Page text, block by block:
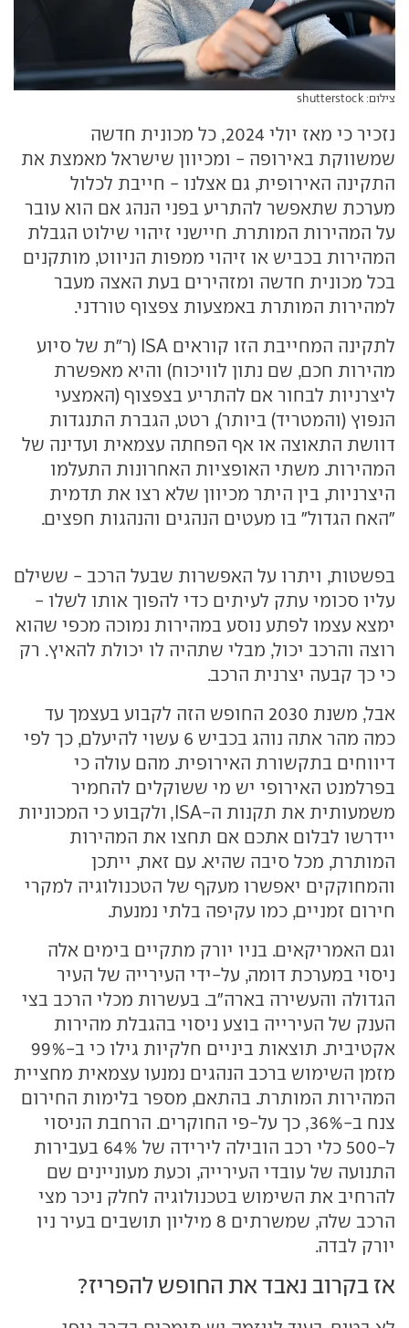
צילום: shutterstock
נזכיר כי מאז יולי 2024, כל מכונית חדשה
שמשווקת באירופה - ומכיוון שישראל מאמצת את
התקינה האירופית, גם אצלנו - חייבת לכלול
מערכת שתאפשר להתריע בפני הנהג אם הוא עובר
על המהירות המותרת. חיישני זיהוי שילוט הגבלת
המהירות בכביש או זיהוי ממפות הניווט, מותקנים
בכל מכונית חדשה ומזהירים בעת האצה מעבר
למהירות המותרת באמצעות צפצוף טורדני.
לתקינה המחייבת הזו קוראים ISA (ר"ת של סיוע
מהירות חכם, שם נתון לוויכוח) והיא מאפשרת
ליצרניות לבחור אם להתריע בצפצוף (האמצעי
הנפוץ (והמטריד) ביותר), רטט, הגברת התנגדות
דוושת התאוצה או אף הפחתה עצמאית ועדינה של
המהירות. משתי האופציות האחרונות התעלמו
היצרניות, בין היתר מכיוון שלא רצו את תדמית
"האח הגדול" בו מעטים הנהגים והנהגות חפצים.
בפשטות, ויתרו על האפשרות שבעל הרכב - ששילם
עליו סכומי עתק לעיתים כדי להפוך אותו לשלו -
ימצא עצמו לפתע נוסע במהירות נמוכה מכפי שהוא
רוצה והרכב יכול, מבלי שתהיה לו יכולת להאיץ. רק
כי כך קבעה יצרנית הרכב.
אבל, משנת 2030 החופש הזה לקבוע בעצמך עד
כמה מהר אתה נוהג בכביש 6 עשוי להיעלם, כך לפי
דיווחים בתקשורת האירופית. מהם עולה כי
בפרלמנט האירופי יש מי ששוקלים להחמיר
משמעותית את תקנות ה-ISA, ולקבוע כי המכוניות
יידרשו לבלום אתכם אם תחצו את המהירות
המותרת, מכל סיבה שהיא. עם זאת, ייתכן
והמחוקקים יאפשרו מעקף של הטכנולוגיה למקרי
חירום זמניים, כמו עקיפה בלתי נמנעת.
וגם האמריקאים. בניו יורק מתקיים בימים אלה
ניסוי במערכת דומה, על-ידי העירייה של העיר
הגדולה והעשירה בארה"ב. בעשרות מכלי הרכב בצי
הענק של העירייה בוצע ניסוי בהגבלת מהירות
אקטיבית. תוצאות ביניים חלקיות גילו כי ב-99%
מזמן השימוש ברכב הנהגים נמנעו עצמאית מחציית
המהירות המותרת. בהתאם, מספר בלימות החירום
צנח ב-36%, כך על-פי החוקרים. הרחבת הניסוי
ל-500 כלי רכב הובילה לירידה של 64% בעבירות
התנועה של עובדי העירייה, וכעת מעוניינים שם
להרחיב את השימוש בטכנולוגיה לחלק ניכר מצי
הרכב שלה, שמשרתים 8 מיליון תושבים בעיר ניו
יורק לבדה.
אז בקרוב נאבד את החופש להפריז?